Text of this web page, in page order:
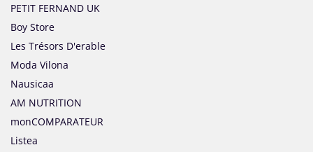
PETIT FERNAND UK
Boy Store
Les Trésors D'erable
Moda Vilona
Nausicaa
AM NUTRITION
monCOMPARATEUR
Listea